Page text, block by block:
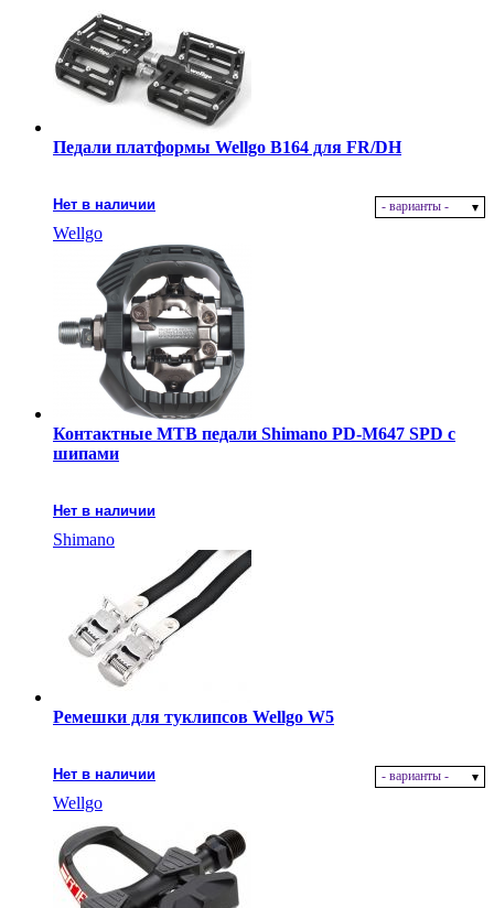
Педали платформы Wellgo B164 для FR/DH
Нет в наличии - варианты -
Wellgo
Контактные MTB педали Shimano PD-M647 SPD с
шипами
Нет в наличии
Shimano
Ремешки для туклипсов Wellgo W5
Нет в наличии - варианты -
Wellgo